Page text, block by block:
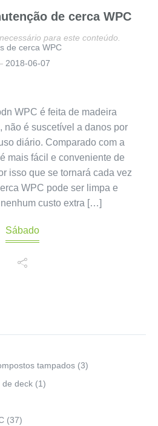
de cerca WPC
para este conteúdo.
de cerca WPC
2018-06-07
WPC é feita de madeira
não é suscetível a danos por
diário. Comparado com a
mais fácil e conveniente de
isso que se tornará cada vez
WPC pode ser limpa e
custo extra […]
Sábado
tampados (3)
de deck (1)
(37)